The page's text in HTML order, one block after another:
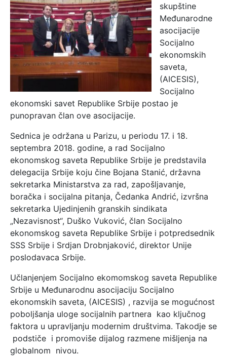
skupštine
Međunarodne
asocijacije
Socijalno
ekonomskih
saveta,
(AICESIS),
Socijalno
ekonomski savet Republike Srbije postao je
punopravan član ove asocijacije.
Sednica je održana u Parizu, u periodu 17. i 18.
septembra 2018. godine, a rad Socijalno
ekonomskog saveta Republike Srbije je predstavila
delegacija Srbije koju čine Bojana Stanić, državna
sekretarka Ministarstva za rad, zapošljavanje,
boračka i socijalna pitanja, Čedanka Andrić, izvršna
sekretarka Ujedinjenih granskih sindikata
„Nezavisnost“, Duško Vuković, član Socijalno
ekonomskog saveta Republike Srbije i potpredsednik
SSS Srbije i Srdjan Drobnjaković, direktor Unije
poslodavaca Srbije.
Učlanjenjem Socijalno ekomomskog saveta Republike
Srbije u Međunarodnu asocijaciju Socijalno
ekonomskih saveta, (AICESIS) , razvija se mogućnost
poboljšanja uloge socijalnih partnera kao ključnog
faktora u upravljanju modernim društvima. Takodje se
podstiče i promoviše dijalog razmene mišljenja na
globalnom nivou.